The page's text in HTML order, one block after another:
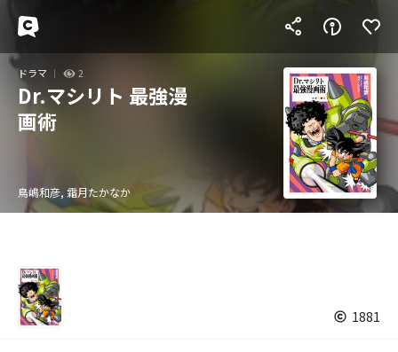
ドラマ 2
Dr.マシリト 最強漫
画術
鳥嶋和彦, 霜月たかなか
1881